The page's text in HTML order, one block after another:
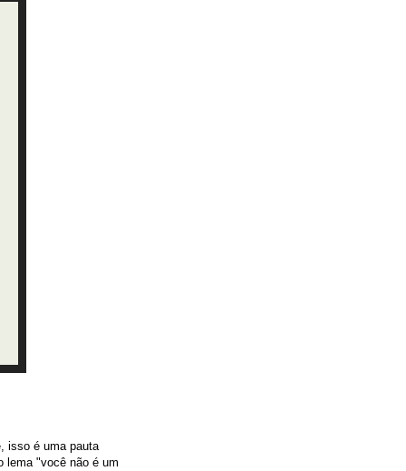
isso é uma pauta
lema "você não é um